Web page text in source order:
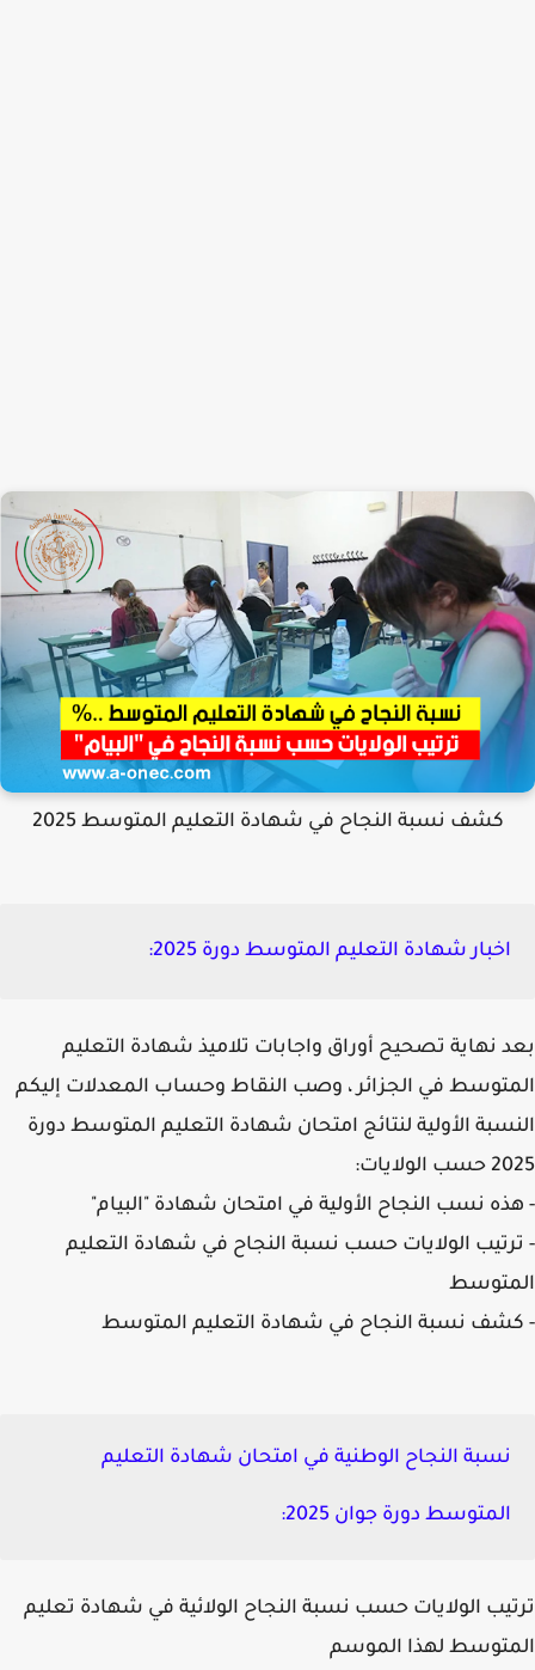
كشف نسبة النجاح في شهادة التعليم المتوسط 2025
اخبار شهادة التعليم المتوسط دورة 2025:
نهاية تصحيح أوراق واجابات تلاميذ شهادة التعليم
في الجزائر ، وصب النقاط وحساب المعدلات إليكم
الأولية لنتائج امتحان شهادة التعليم المتوسط دورة
نسب النجاح الأولية في امتحان شهادة "البيام"
الولايات حسب نسبة النجاح في شهادة التعليم
نسبة النجاح في شهادة التعليم المتوسط
نسبة النجاح الوطنية في امتحان شهادة التعليم
المتوسط دورة جوان 2025:
الولايات حسب نسبة النجاح الولائية في شهادة تعليم
لهذا الموسم